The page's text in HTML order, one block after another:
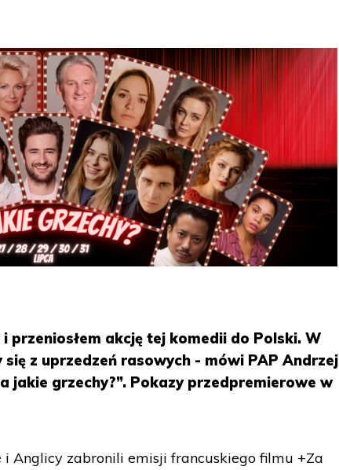
przeniosłem akcję tej komedii do Polski. W
z uprzedzeń rasowych - mówi PAP Andrzej
jakie grzechy?”. Pokazy przedpremierowe w
i Anglicy zabronili emisji francuskiego filmu +Za